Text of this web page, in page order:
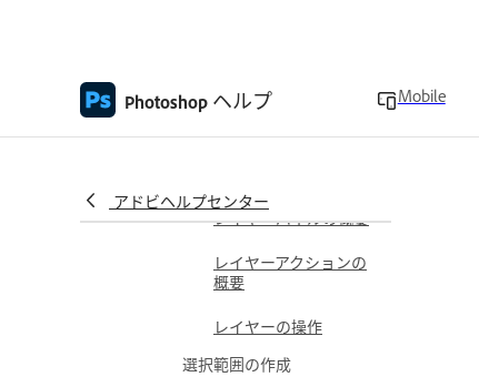
Photoshop ヘルプ Mobile
アドビヘルプセンター
効果パネルの概要
レイヤーパネルの概要
レイヤーアクションの
概要
レイヤーの操作
選択範囲の作成